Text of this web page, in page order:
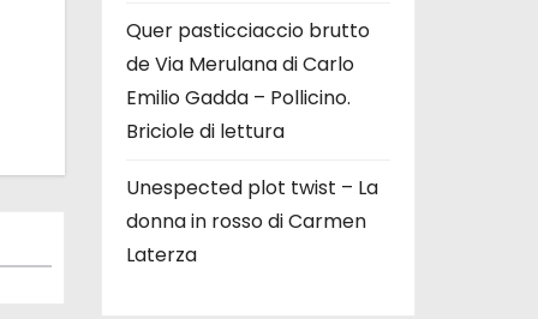
Quer pasticciaccio brutto
de Via Merulana di Carlo
Emilio Gadda – Pollicino.
Briciole di lettura
Unespected plot twist – La
donna in rosso di Carmen
Laterza